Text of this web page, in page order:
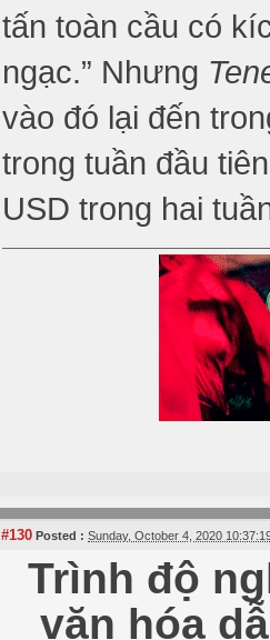
tấn toàn cầu có
ngạc.” Nhưng
vào đó lại đến
trong tuần đầu
USD trong hai
#130 Posted : Sunday, October 4, 2020
Trình độ
văn hóa